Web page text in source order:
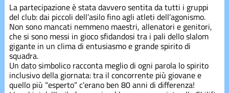
La partecipazione è stata davvero sentita da tutti i gruppi
del club: dai piccoli dell’asilo fino agli atleti dell’agonismo.
Non sono mancati nemmeno maestri, allenatori e genitori,
che si sono messi in gioco sfidandosi tra i pali dello slalom
gigante in un clima di entusiasmo e grande spirito di
squadra.
Un dato simbolico racconta meglio di ogni parola lo spirito
inclusivo della giornata: tra il concorrente più giovane e
quello più “esperto” c’erano ben 80 anni di differenza!
Corsi
inverno
Divise
Divise